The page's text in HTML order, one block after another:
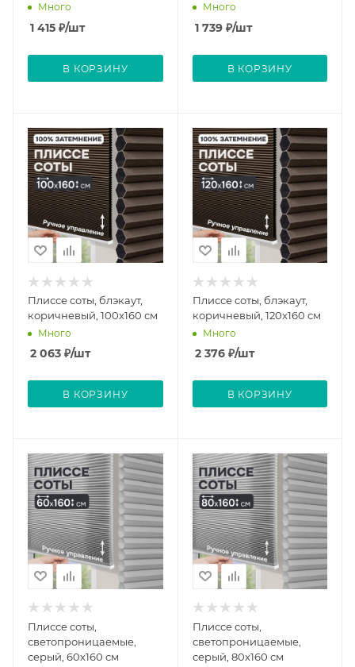
Много
1 415 ₽/шт
В КОРЗИНУ
Много
1 739₽/шт
В КОРЗИНУ
Плиссе соты, блэкаут,
коричневый, 100x160 см
Много
2 063 ₽/шт
В КОРЗИНУ
Плиссе соты, блэкаут,
коричневый, 120x160 см
Много
2 376₽/шт
В КОРЗИНУ
Плиссе соты,
светопроницаемые,
серый, 60х160 см
Плиссе соты,
светопроницаемые,
серый, 80x160 см